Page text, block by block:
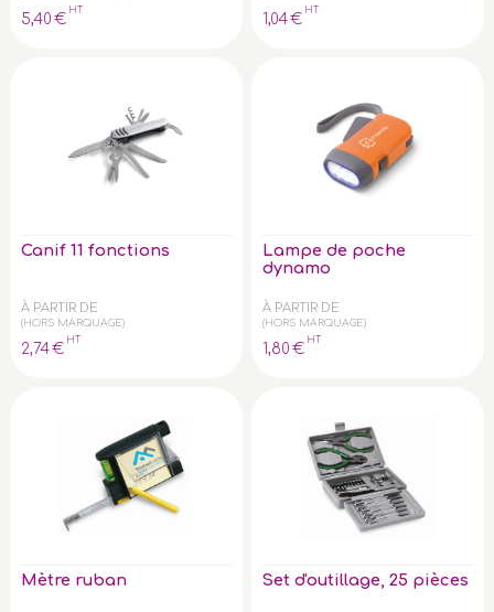
5,40 €
HT
1,04€
HT
Canif 11 fonctions
À PARTIR DE
(HORS MARQUAGE)
2,74€
HT
Lampe de poche
dynamo
À PARTIR DE
(HORS MARQUAGE)
1,80 €
HT
Mètre ruban Set d'outillage, 25 pièces